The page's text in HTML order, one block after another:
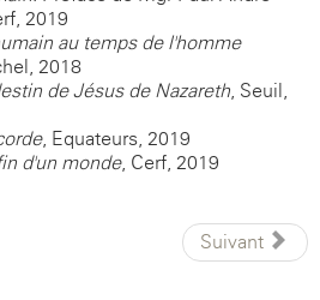
2019
au temps de l'homme
2018
de Jésus de Nazareth, Seuil,
, Equateurs, 2019
d'un monde, Cerf, 2019
Suivant